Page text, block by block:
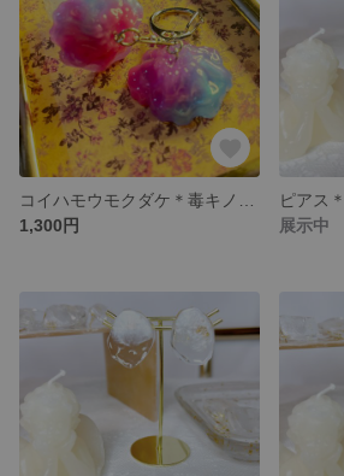
1,300円
ピアス
展示中